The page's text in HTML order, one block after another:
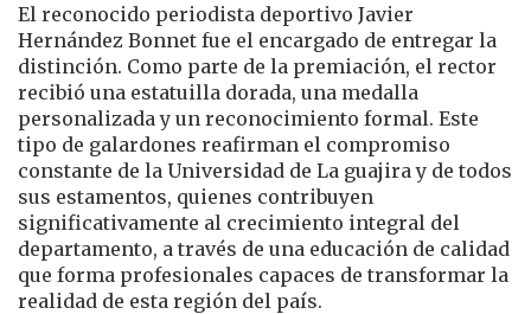
El reconocido periodista deportivo Javier
Hernández Bonnet fue el encargado de entregar la
distinción. Como parte de la premiación, el rector
recibió una estatuilla dorada, una medalla
personalizada y un reconocimiento formal. Este
tipo de galardones reafirman el compromiso
constante de la Universidad de La guajira y de todos
sus estamentos, quienes contribuyen
significativamente al crecimiento integral del
departamento, a través de una educación de calidad
que forma profesionales capaces de transformar la
realidad de esta región del país.